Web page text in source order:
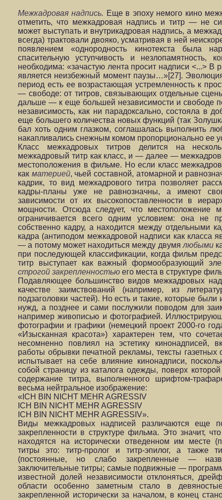
Межкадровая надпись. Еще в эпоху немого кино
отметить, что межкадровая надпись и титр — не
может выступать и внутрикадровая надпись, а
всегда) трактовали двояко, усматривая в ней
появлением «однородность кинотекста была
спасительную уступчивость и незлопамятность,
необходима: «зачастую лента просит надписи <...> В
является неизбежный момент паузы…»[27].
период есть ее возрастающая устремленность к
— свободе: от титров, связывающих отдельные
дальше — к еще большей независимости и свободе
независимость, как ни парадоксально, состояла в
еще большего количества новых функций (так
бал хоть одним глазком, соглашалась выполнить
накапливались снежным комом пропорционально ее
Класс межкадровых титров делится на
межкадровый титр как класс, и — далее —
местоположения в фильме. Но если класс
как материей, чьей составной, атомарной и
кадрик, то вид межкадрового титра позволяет
кадры-планы уже не равнозначны, а имеют
зависимости от их высокопоставленности в
мощности. Отсюда следует, что местоположение
ограничивается всего одним условием: она не
собственно кадру, а находится между отдельными
кадра (антиподом межкадровой надписи как класса
— а потому может находиться между двумя любыми
при последующей классификации, когда фильм
титр выступает как важный формообразующий
строгой закрепленностью его места в структуре
Подавляющее большинство видов межкадровых
качестве заимствований (например, из
подзаголовки частей). Но есть и такие, которые
нужд, а позднее и сами послужили поводом для
например живописью и фотографией.
фотографии и графики (немецкий проект 2000-го
«Изысканная красота») характерен тем, что
несомненно повлиял на эстетику кинонадписей,
работы обрывки печатной рекламы, тексты
испытывает на себе влияние кинонадписи,
собой страницу из каталога одежды, поверх
содержание титра, выполненного шрифтом-
весьма нейтральное изображение:
«ICH BIN NICHT MEHR AGRESSIV
ICH BIN NICHT MEHR AGRESSIV
ICH BIN NICHT MEHR AGRESSIV».
Виды межкадровых надписей различаются еще
закрепленности в структуре фильма. Это значит,
находятся на исторически отведенном им месте
титры это: титр-пролог и титр-эпилог, а также
(постоянные, но слабо закрепленные —
заключительные титры; самые подвижные —
известной долей независимости отклоняться,
области особенно заметным стало в
закрепленной исторически за началом, в конец